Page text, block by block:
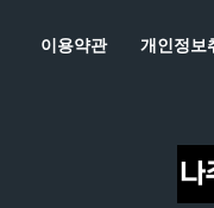
이용약관 개인정보